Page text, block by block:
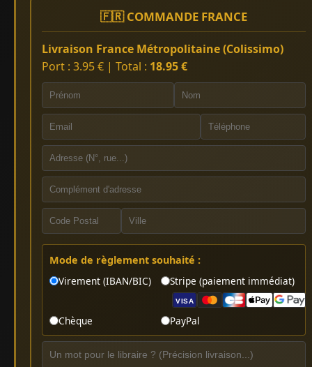
🇫🇷 COMMANDE FRANCE
Livraison France Métropolitaine (Colissimo)
Port : 3.95 € | Total : 18.95 €
Mode de règlement souhaité :
Virement (IBAN/BIC)
Stripe (paiement immédiat)
VISA
Chèque PayPal